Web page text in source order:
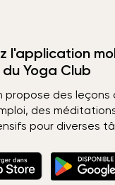
l'application
du Yoga Club
propose des leçons
des
pour diverses